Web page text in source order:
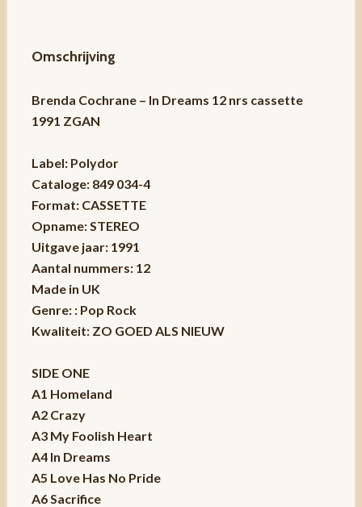
Omschrijving
Brenda Cochrane – In Dreams 12 nrs cassette
1991 ZGAN
Label: Polydor
Cataloge: 849 034-4
Format: CASSETTE
Opname: STEREO
Uitgave jaar: 1991
Aantal nummers: 12
Made in UK
Genre: : Pop Rock
Kwaliteit: ZO GOED ALS NIEUW
SIDE ONE
A1 Homeland
A2 Crazy
A3 My Foolish Heart
A4 In Dreams
A5 Love Has No Pride
A6 Sacrifice